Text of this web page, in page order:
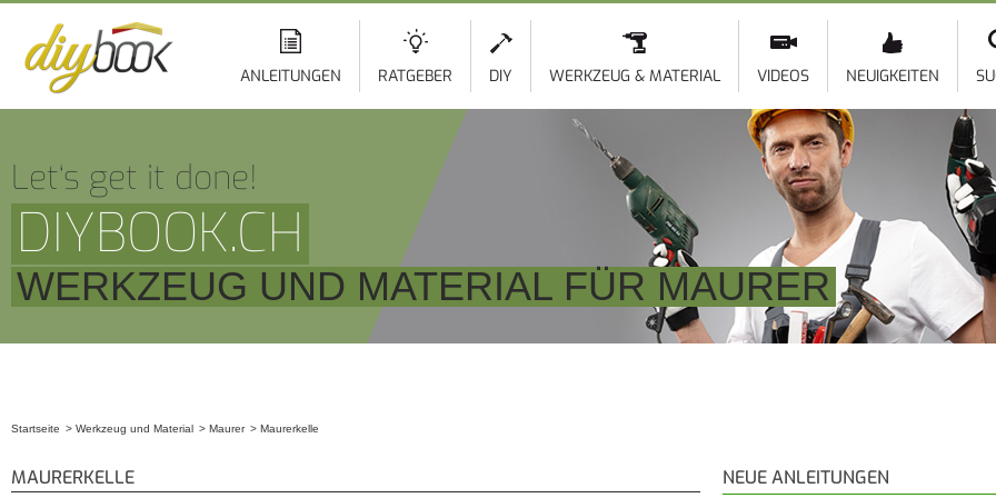
ANLEITUNGEN RATGEBER DIY WERKZEUG & MATERIAL VIDEOS NEUIGKEITEN
Let‘s get it done!
DIYBOOK.CH
WERKZEUG UND MATERIAL FÜR MAURER
Startseite Werkzeug und Material Maurer Maurerkelle
MAURERKELLE NEUE ANLEITUNGEN